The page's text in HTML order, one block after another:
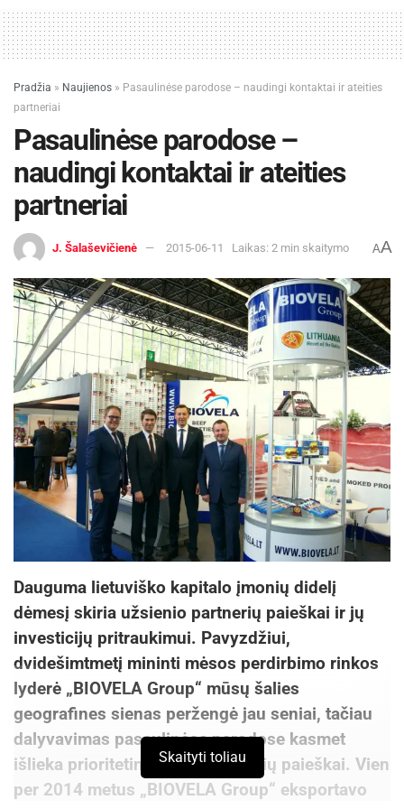
Pradžia » Naujienos » Pasaulinėse parodose – naudingi kontaktai ir ateities
partneriai
Pasaulinėse parodose –
naudingi kontaktai ir ateities
partneriai
J. Šalaševičienė 2015-06-11 Laikas: 2 min skaitymo AA
Dauguma lietuviško kapitalo įmonių didelį
dėmesį skiria užsienio partnerių paieškai ir jų
investicijų pritraukimui. Pavyzdžiui,
dvidešimtmetį mininti mėsos perdirbimo rinkos
lyderė „BIOVELA Group“ mūsų šalies
geografines sienas peržengė jau seniai, tačiau
dalyvavimas pasaulinėse parodose kasmet
išlieka prioritetine veikla partnerių paieškai. Vien
per 2014 metus „BIOVELA Group“ eksportavo
Skaityti toliau